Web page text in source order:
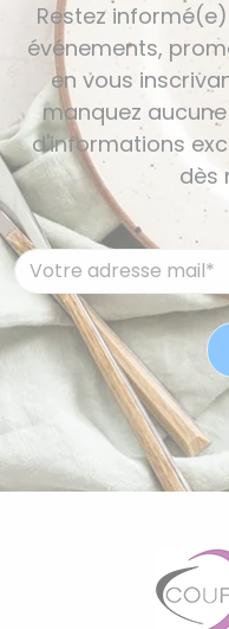
Restez
événements,
en vous
manquez
d'informations
dès